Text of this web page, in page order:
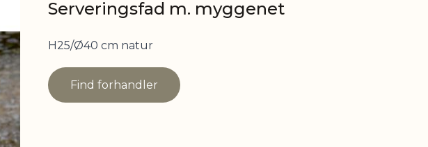
Serveringsfad m. myggenet
H25/Ø40 cm natur
Find forhandler